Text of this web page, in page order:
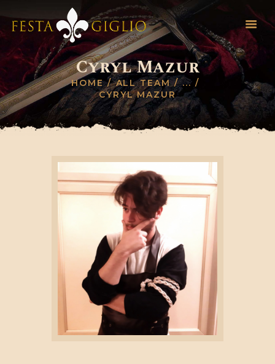
Cyryl Mazur
HOME ALL TEAM
...
CYRYL MAZUR
HOME
INFO EVENTO
REGOLAMENTO
NOVITÀ
CONTATTI